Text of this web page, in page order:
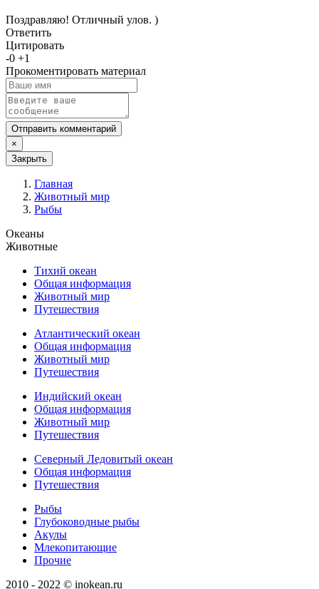
Поздравляю! Отличный улов. )
Ответить
Цитировать
-0 +1
Прокоментировать материал
Отправить комментарий
×
Закрыть
Главная
Животный мир
Рыбы
Океаны
Животные
Тихий океан
Общая информация
Животный мир
Путешествия
Атлантический океан
Общая информация
Животный мир
Путешествия
Индийский океан
Общая информация
Животный мир
Путешествия
Северный Ледовитый океан
Общая информация
Путешествия
Рыбы
Глубоководные рыбы
Акулы
Млекопитающие
Прочие
2010 - 2022 © inokean.ru